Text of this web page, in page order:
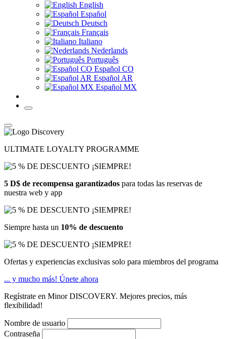
English
Español
Deutsch
Français
Italiano
Nederlands
Português
Español CO
Español AR
Español MX
ULTIMATE LOYALTY PROGRAMME
5 D$ de recompensa garantizados para todas las reservas de
nuestra web y app
Siempre hasta un 10% de descuento
Ofertas y experiencias exclusivas solo para miembros del programa
... y mucho más! Únete ahora
Regístrate en Minor DISCOVERY. Mejores precios, más
flexibilidad!
Nombre de usuario
Contraseña